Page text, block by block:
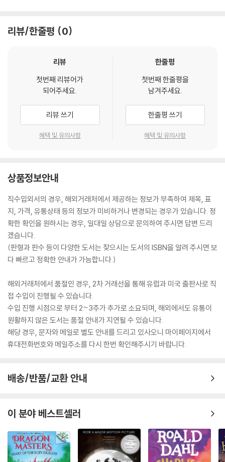
리뷰/한줄평 0
리뷰
첫번째 리뷰어가
되어주세요.
리뷰 쓰기
혜택 및 유의사항
한줄평
첫번째 한줄평을
남겨주세요.
한줄평 쓰기
혜택 및 유의사항
상품정보안내
직수입외서의 경우, 해외거래처에서 제공하는 정보가 부족하여 제목, 표
지, 가격, 유통상태 등의 정보가 미비하거나 변경되는 경우가 있습니다. 정
확한 확인을 원하시는 경우, 일대일 상담으로 문의하여 주시면 답변 드리
겠습니다.
(판형과 판수 등이 다양한 도서는 찾으시는 도서의 ISBN을 알려 주시면 보
다 빠르고 정확한 안내가 가능합니다.)
해외거래처에서 품절인 경우, 2차 거래선을 통해 유럽과 미국 출판사로 직
접 수입이 진행될 수 있습니다.
수입 진행 시점으로 부터 2~3주가 추가로 소요되며, 해외에서도 유통이
원활하지 않은 도서는 품절 안내가 지연될 수 있습니다.
해당 경우, 문자와 메일로 별도 안내를 드리고 있사오니 마이페이지에서
휴대전화번호와 메일주소를 다시 한번 확인해주시기 바랍니다.
배송/반품/교환 안내
이 분야 베스트셀러